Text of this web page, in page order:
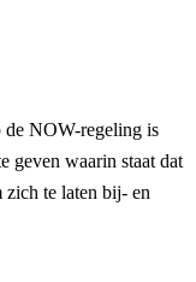
de NOW-regeling is
geven waarin staat dat
te laten bij- en